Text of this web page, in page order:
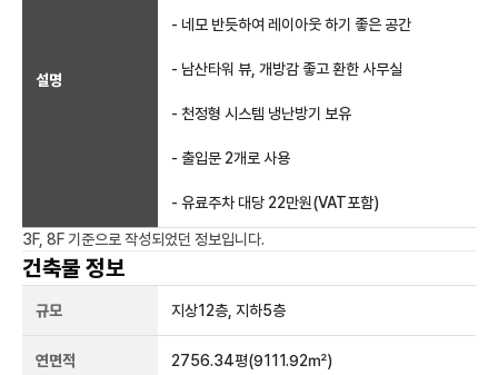
설명
- 네모 반듯하여 레이아웃 하기 좋은 공간
- 남산타워 뷰, 개방감 좋고 환한 사무실
- 천정형 시스템 냉난방기 보유
- 출입문 2개로 사용
- 유료주차 대당 22만원(VAT포함)
3F, 8F 기준으로 작성되었던 정보입니다.
건축물 정보
규모 지상12층, 지하5층
연면적 2756.34평(9111.92㎡)